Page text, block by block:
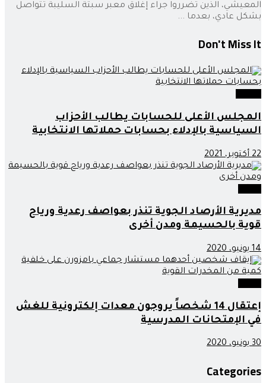
المعيشي، الذين تضرروا جراء إغلاق معبر سبتة السليبة تتواصل
بشكل عادي، بعدما ...
Don't Miss It
المجلس الأعلى للحسابات يطالب الأحزاب
السياسية بالإدلاء بحسابات حملاتها الانتخابية
22 أكتوبر، 2021
مديرية الأرصاد الجوية تنذر بعواصف رعدية ورياح
قوية بالحسيمة ومدن أخرى
14 يونيو، 2020
إعتقال 14 شخصاً يروجون معدات إلكترونية للغش
في الإمتحانات المدرسية
30 يونيو، 2020
Categories